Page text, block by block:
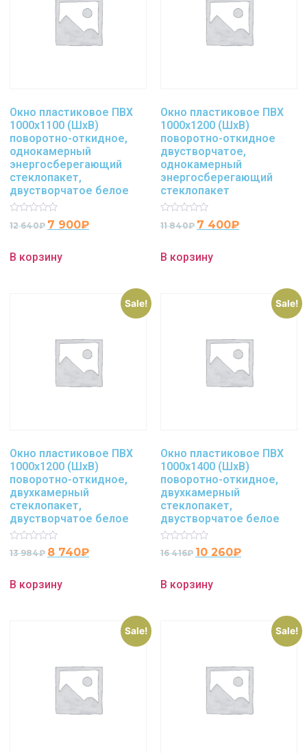
Окно пластиковое ПВХ
1000х1100 (ШхВ)
поворотно-откидное,
однокамерный
энергосберегающий
стеклопакет,
двустворчатое белое
Rated
0
5
12 640₽ 7 900₽
В корзину
Окно пластиковое ПВХ
1000х1200 (ШхВ)
поворотно-откидное
двустворчатое,
однокамерный
энергосберегающий
стеклопакет
Rated
0
5
11 840₽ 7 400₽
В корзину
Sale!
Окно пластиковое ПВХ
1000х1200 (ШхВ)
поворотно-откидное,
двухкамерный
стеклопакет,
двустворчатое белое
Rated
0
5
13 984₽ 8 740₽
В корзину
Sale!
Окно пластиковое ПВХ
1000х1400 (ШхВ)
поворотно-откидное,
двухкамерный
стеклопакет,
двустворчатое белое
Rated
0
5
16 416₽ 10 260₽
В корзину
Sale! Sale!